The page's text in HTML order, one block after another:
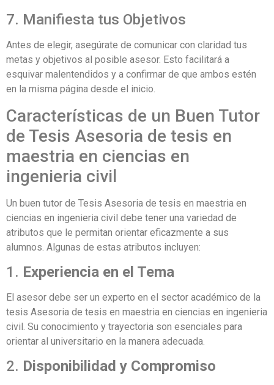
7. Manifiesta tus Objetivos
Antes de elegir, asegúrate de comunicar con claridad tus
metas y objetivos al posible asesor. Esto facilitará a
esquivar malentendidos y a confirmar de que ambos estén
en la misma página desde el inicio.
Características de un Buen Tutor
de Tesis Asesoria de tesis en
maestria en ciencias en
ingenieria civil
Un buen tutor de Tesis Asesoria de tesis en maestria en
ciencias en ingenieria civil debe tener una variedad de
atributos que le permitan orientar eficazmente a sus
alumnos. Algunas de estas atributos incluyen:
1. Experiencia en el Tema
El asesor debe ser un experto en el sector académico de la
tesis Asesoria de tesis en maestria en ciencias en ingenieria
civil. Su conocimiento y trayectoria son esenciales para
orientar al universitario en la manera adecuada.
2. Disponibilidad y Compromiso